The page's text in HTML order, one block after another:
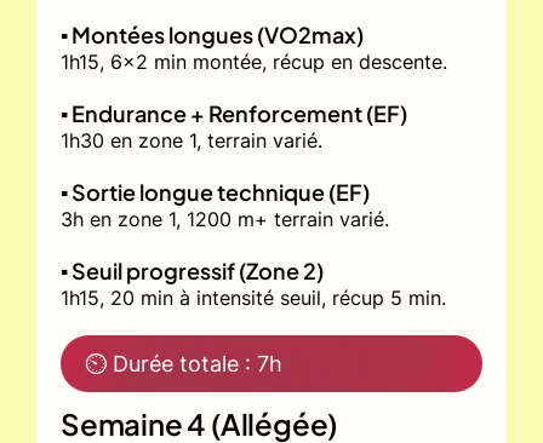
▪️ Montées longues (VO2max)
1h15, 6x2 min montée, récup en descente.
▪️ Endurance + Renforcement (EF)
1h30 en zone 1, terrain varié.
▪️ Sortie longue technique (EF)
3h en zone 1, 1200 m+ terrain varié.
▪️ Seuil progressif (Zone 2)
1h15, 20 min à intensité seuil, récup 5 min.
⏲ Durée totale : 7h
Semaine 4 (Allégée)